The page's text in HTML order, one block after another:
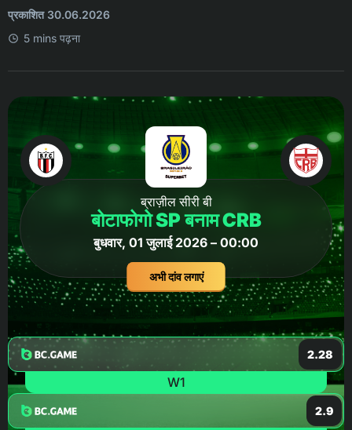
प्रकाशित 30.06.2026
5 mins पढ़ना
ब्राज़ील सीरी बी
बोटाफोगो SP बनाम CRB
बुधवार, 01 जुलाई 2026 – 00:00
अभी दांव लगाएं
2.28
W1
2.9